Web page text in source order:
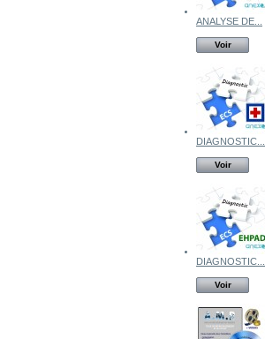
ANALYSE DE...
Voir
DIAGNOSTIC...
Voir
DIAGNOSTIC...
Voir